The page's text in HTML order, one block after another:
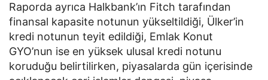
Raporda ayrıca Halkbank’ın Fitch tarafından
finansal kapasite notunun yükseltildiği, Ülker’in
kredi notunun teyit edildiği, Emlak Konut
GYO’nun ise en yüksek ulusal kredi notunu
koruduğu belirtilirken, piyasalarda gün içerisinde